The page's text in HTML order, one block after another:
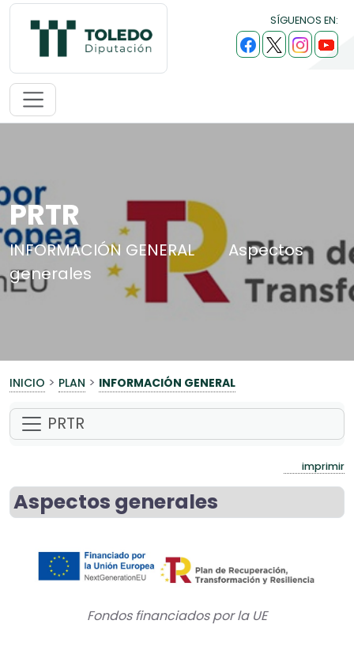
SÍGUENOS EN:
PRTR
INFORMACIÓN GENERAL
Aspectos
generales
INICIO > PLAN > INFORMACIÓN GENERAL
PRTR
imprimir
Aspectos generales
Fondos financiados por la UE